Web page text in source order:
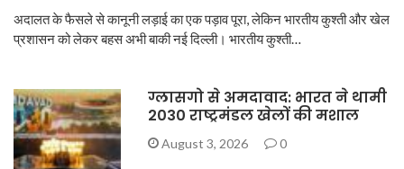
अदालत के फैसले से कानूनी लड़ाई का एक पड़ाव पूरा, लेकिन भारतीय कुश्ती और खेल
प्रशासन को लेकर बहस अभी बाकी नई दिल्ली। भारतीय कुश्ती…
ग्लासगो से अमदावाद: भारत ने थामी
2030 राष्ट्रमंडल खेलों की मशाल
August 3, 2026 0